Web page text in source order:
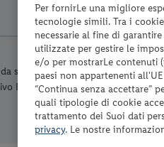
segnalare al momento
Euro 10.00 al giorno da
Per fornirLe una migliore
tecnologie simili. Tra i
necessarie al fine di
utilizzate per gestire le
e/o per mostrarLe contenuti
paesi non appartenenti
“Continua senza accettare”
quali tipologie di cookie
trattamento dei Suoi dati
privacy. Le nostre